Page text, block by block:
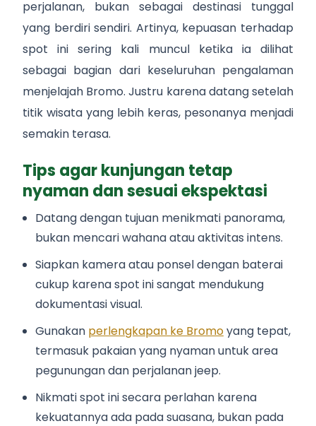
perjalanan, bukan sebagai destinasi tunggal
yang berdiri sendiri. Artinya, kepuasan terhadap
spot ini sering kali muncul ketika ia dilihat
sebagai bagian dari keseluruhan pengalaman
menjelajah Bromo. Justru karena datang setelah
titik wisata yang lebih keras, pesonanya menjadi
semakin terasa.
Tips agar kunjungan tetap
nyaman dan sesuai ekspektasi
Datang dengan tujuan menikmati panorama,
bukan mencari wahana atau aktivitas intens.
Siapkan kamera atau ponsel dengan baterai
cukup karena spot ini sangat mendukung
dokumentasi visual.
Gunakan perlengkapan ke Bromoyang tepat,
termasuk pakaian yang nyaman untuk area
pegunungan dan perjalanan jeep.
Nikmati spot ini secara perlahan karena
kekuatannya ada pada suasana, bukan pada